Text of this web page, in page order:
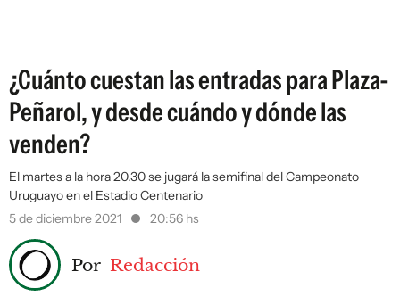
¿Cuánto cuestan las entradas para Plaza-
Peñarol, y desde cuándo y dónde las
venden?
El martes a la hora 20.30 se jugará la semifinal del Campeonato
Uruguayo en el Estadio Centenario
5 de diciembre 2021
20:56 hs
Por Redacción